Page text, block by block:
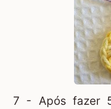
7 - Após fazer